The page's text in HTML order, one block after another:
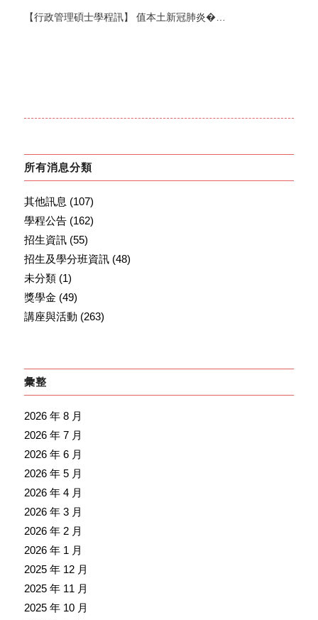
【行政管理碩士學程訊】 值本土新冠肺炎�…
所有消息分類
其他訊息 (107)
學程公告(162)
招生資訊(55)
招生及學分班資訊(48)
未分類(1)
獎學金 (49)
講座與活動 (263)
彙整
2026 年 8 月
2026 年 7 月
2026 年 6 月
2026 年 5 月
2026 年 4 月
2026 年 3 月
2026 年 2 月
2026 年 1 月
2025 年 12 月
2025 年 11 月
2025 年 10 月